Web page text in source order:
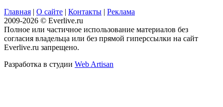
Главная
О сайте Контакты
Реклама
2009-2026 © Everlive.ru
Полное или частичное использование материалов без
согласия владельца или без прямой гиперссылки на сайт
Everlive.ru запрещено.
Разработка в студии Web Artisan